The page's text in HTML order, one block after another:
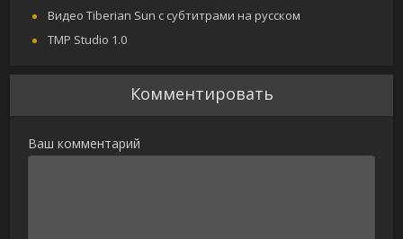
Видео Tiberian Sun с субтитрами на русском
TMP Studio 1.0
Комментировать
Ваш комментарий